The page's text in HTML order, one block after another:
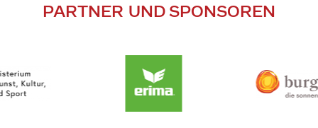
PARTNER UND SPONSOREN